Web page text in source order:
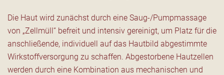
Die Haut wird zunächst durch eine Saug-/Pumpmassage
von „Zellmüll“ befreit und intensiv gereinigt, um Platz für die
anschließende, individuell auf das Hautbild abgestimmte
Wirkstoffversorgung zu schaffen. Abgestorbene Hautzellen
werden durch eine Kombination aus mechanischen und